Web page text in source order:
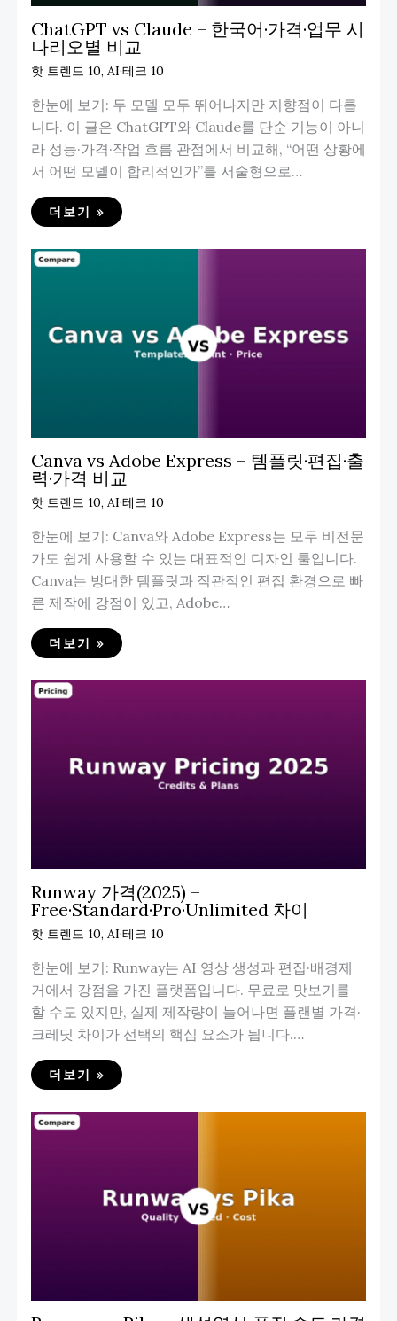
ChatGPT vs Claude – 한국어·가격·업무 시
나리오별 비교
핫 트렌드 10, AI·테크 10
한눈에 보기: 두 모델 모두 뛰어나지만 지향점이 다릅
니다. 이 글은 ChatGPT와 Claude를 단순 기능이 아니
라 성능·가격·작업 흐름 관점에서 비교해, “어떤 상황에
서 어떤 모델이 합리적인가”를 서술형으로…
더보기 »
Canva vs Adobe Express – 템플릿·편집·출
력·가격 비교
핫 트렌드 10, AI·테크 10
한눈에 보기: Canva와 Adobe Express는 모두 비전문
가도 쉽게 사용할 수 있는 대표적인 디자인 툴입니다.
Canva는 방대한 템플릿과 직관적인 편집 환경으로 빠
른 제작에 강점이 있고, Adobe…
더보기 »
Runway 가격(2025) –
Free·Standard·Pro·Unlimited 차이
핫 트렌드 10, AI·테크 10
한눈에 보기: Runway는 AI 영상 생성과 편집·배경제
거에서 강점을 가진 플랫폼입니다. 무료로 맛보기를
할 수도 있지만, 실제 제작량이 늘어나면 플랜별 가격·
크레딧 차이가 선택의 핵심 요소가 됩니다.…
더보기 »